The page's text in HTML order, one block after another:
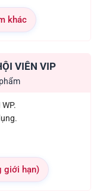
khác
VIÊN VIP
giới hạn)